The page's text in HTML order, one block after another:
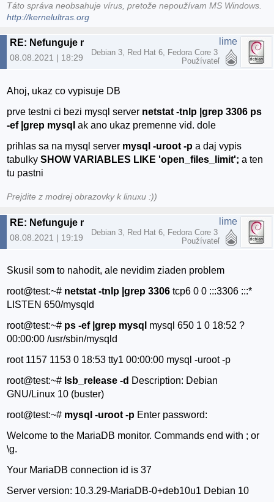
Táto správa neobsahuje vírus, pretože nepoužívam MS Windows.
http://kernelultras.org
08.08.2021 | 18:29
lime
Debian 3, Red Hat 6, Fedora Core 3
Používateľ
Ahoj, ukaz co vypisuje DB
prve testni ci bezi mysql server netstat -tnlp |grep 3306 ps
-ef |grep mysql ak ano ukaz premenne vid. dole
prihlas sa na mysql server mysql -uroot -p a daj vypis
tabulkySHOW VARIABLES LIKE 'open_files_limit'; a ten
tu pastni
Prejdite z modrej obrazovky k linuxu :))
08.08.2021 | 19:19
lime
Debian 3, Red Hat 6, Fedora Core 3
Používateľ
Skusil som to nahodit, ale nevidim ziaden problem
root@test:~# netstat -tnlp |grep 3306 tcp6 0 0 :::3306 :::*
LISTEN 650/mysqld
root@test:~# ps -ef |grep mysql mysql 650 1 0 18:52 ?
00:00:00 /usr/sbin/mysqld
root 1157 1153 0 18:53 tty1 00:00:00 mysql -uroot -p
root@test:~# lsb_release -d Description: Debian
GNU/Linux 10 (buster)
root@test:~# mysql -uroot -p Enter password:
Welcome to the MariaDB monitor. Commands end with ; or
\g.
Your MariaDB connection id is 37
Server version: 10.3.29-MariaDB-0+deb10u1 Debian 10